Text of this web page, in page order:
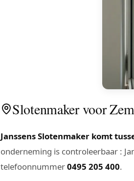
Slotenmaker voor
Janssens Slotenmaker komt
onderneming is controleerbaar :
telefoonnummer0495 205 400.